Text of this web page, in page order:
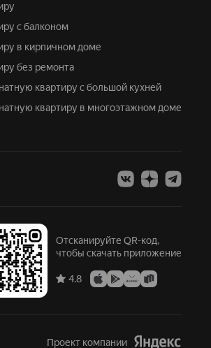
с балконом
в кирпичном доме
без ремонта
квартиру с большой кухней
квартиру в многоэтажном доме
Отсканируйте QR-код,
чтобы скачать приложение
4.8
Проект компании